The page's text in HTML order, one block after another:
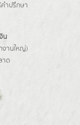
ำปรึกษา
น
งานใหญ่)
าด